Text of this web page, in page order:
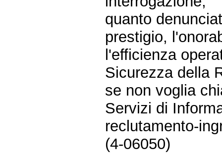
quanto
prestigio,
l'efficienza
Sicurezza della
se non voglia
Servizi di
reclutamento-
(4-06050)